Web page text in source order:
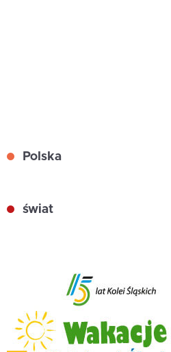
Polska
świat